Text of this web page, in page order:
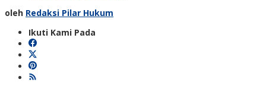
oleh Redaksi Pilar Hukum
Ikuti Kami Pada